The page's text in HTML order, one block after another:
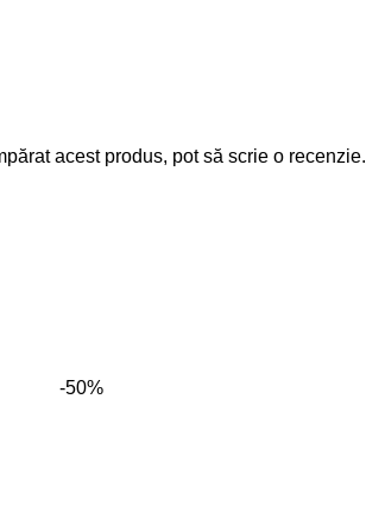
acest produs, pot să scrie o recenzie.
-50%